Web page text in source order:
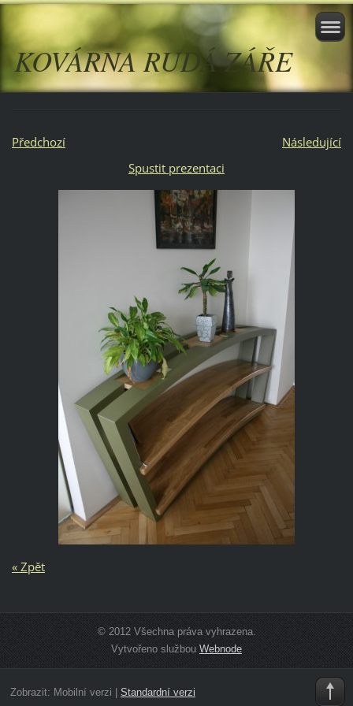
KOVÁRNA RUDÁ ZÁŘE
Předchozí
Následující
Spustit prezentaci
« Zpět
© 2012 Všechna práva vyhrazena.
Vytvořeno službouWebnode
Zobrazit: Mobilní verzi Standardní verzi